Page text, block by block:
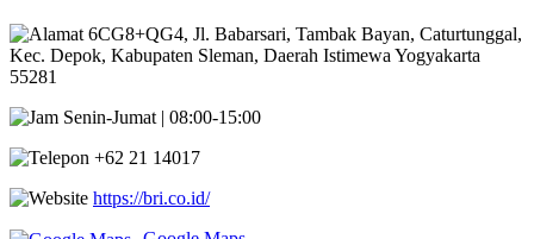
6CG8+QG4, Jl. Babarsari, Tambak Bayan, Caturtunggal,
Kec. Depok, Kabupaten Sleman, Daerah Istimewa Yogyakarta
55281
Senin-Jumat | 08:00-15:00
+62 21 14017
https://bri.co.id/